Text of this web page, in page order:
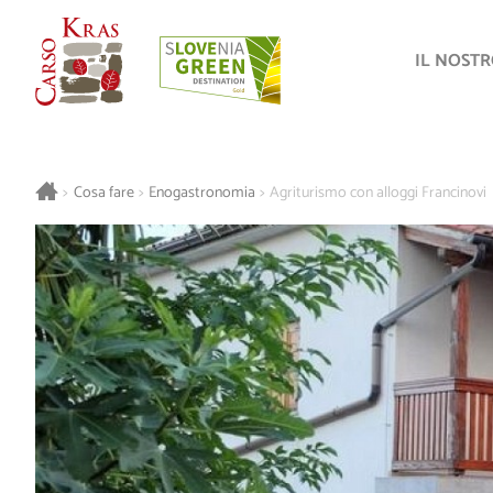
IL
> Cosa fare > Enogastronomia > Agriturismo con alloggi Francinovi